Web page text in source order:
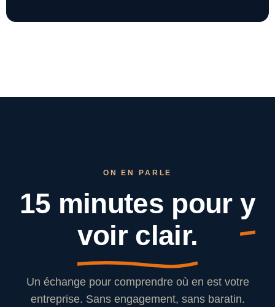
ON EN PARLE
15 minutes pour y
voir clair.
Un échange pour comprendre où en est votre
entreprise. Sans engagement, sans baratin.